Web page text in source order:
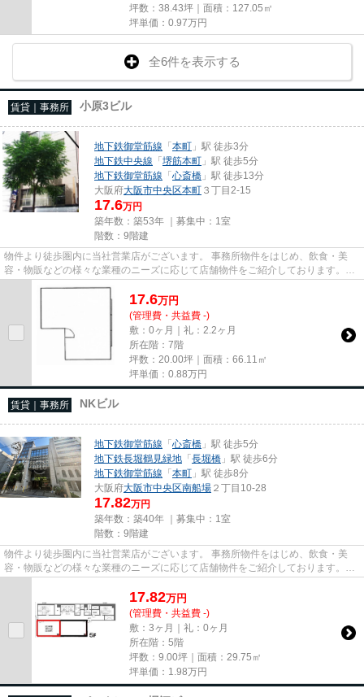
坪数：38.43坪｜面積：127.05㎡
坪単価： 0.97万円
全6件を表示する
賃貸｜事務所 小原3ビル
地下鉄御堂筋線 「本町 」駅 徒歩3分
地下鉄中央線 「堺筋本町 」駅 徒歩5分
地下鉄御堂筋線 「心斎橋 」駅 徒歩13分
大阪府大阪市中央区本町 ３丁目2-15
17.6万円
築年数：築53年 ｜募集中： 1室
階数：9階建
物件より徒歩圏内に当社営業店がございます。 事務所物件をはじめ、飲食・美
容・物販などの様々な業種のニーズに応じて店舗物件をご紹介しております。
尚、弊社ではおとり広告は一切...
17.6万円
(管理費・共益費 -)
敷：0ヶ月｜礼：2.2ヶ月
所在階：7階
坪数：20.00坪｜面積：66.11㎡
坪単価： 0.88万円
賃貸｜事務所 NKビル
地下鉄御堂筋線 「心斎橋 」駅 徒歩5分
地下鉄長堀鶴見緑地 「長堀橋 」駅 徒歩6分
地下鉄御堂筋線 「本町 」駅 徒歩8分
大阪府大阪市中央区南船場 ２丁目10-28
17.82万円
築年数：築40年 ｜募集中： 1室
階数：9階建
物件より徒歩圏内に当社営業店がございます。 事務所物件をはじめ、飲食・美
容・物販などの様々な業種のニーズに応じて店舗物件をご紹介しております。
尚、弊社ではおとり広告は一切...
17.82万円
(管理費・共益費 -)
敷：3ヶ月｜礼：0ヶ月
所在階：5階
坪数：9.00坪｜面積：29.75㎡
坪単価： 1.98万円